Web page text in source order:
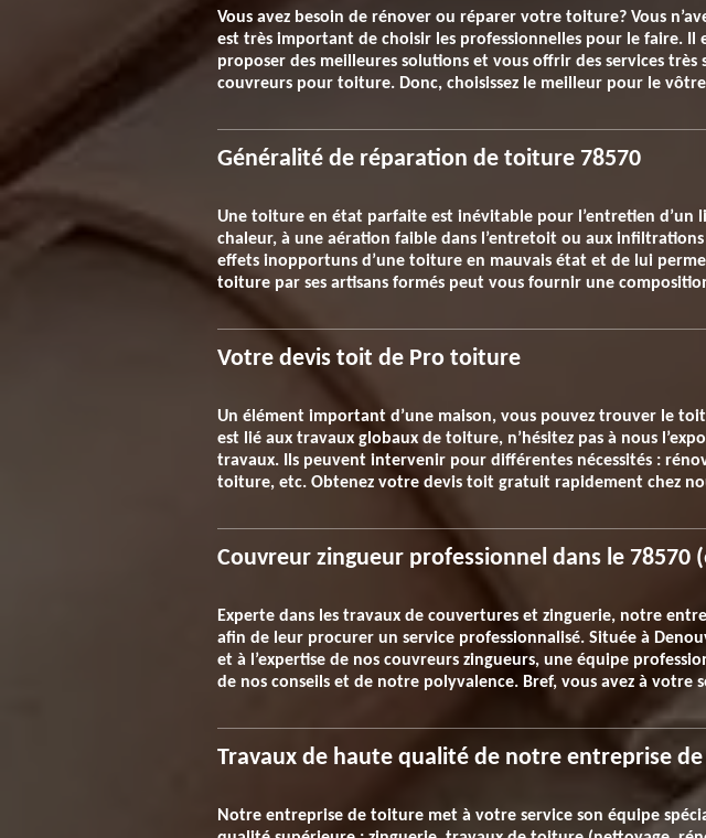
Vous avez besoin de rénover ou réparer votre toiture? Vous
est très important de choisir les professionnelles pour le faire.
proposer des meilleures solutions et vous offrir des services
couvreurs pour toiture. Donc, choisissez le meilleur pour le
Généralité de réparation de toiture 78570
Une toiture en état parfaite est inévitable pour l’entretien d’un
chaleur, à une aération faible dans l’entretoit ou aux
effets inopportuns d’une toiture en mauvais état et de lui
toiture par ses artisans formés peut vous fournir une
Votre devis toit de Pro toiture
Un élément important d’une maison, vous pouvez trouver le
est lié aux travaux globaux de toiture, n’hésitez pas à nous
travaux. Ils peuvent intervenir pour différentes nécessités :
toiture, etc. Obtenez votre devis toit gratuit rapidement chez
Couvreur zingueur professionnel dans le 78570
Experte dans les travaux de couvertures et zinguerie, notre
afin de leur procurer un service professionnalisé. Située à
et à l’expertise de nos couvreurs zingueurs, une équipe
de nos conseils et de notre polyvalence. Bref, vous avez à
Travaux de haute qualité de notre entreprise
Notre entreprise de toiture met à votre service son équipe